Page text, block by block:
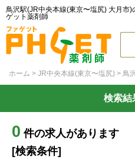
鳥沢駅(JR中央本線(東京〜塩尻) 大月市
ゲット薬剤師
ホーム JR中央本線(東京〜塩尻) 鳥
検索結
0 件の求人があります
[検索条件]